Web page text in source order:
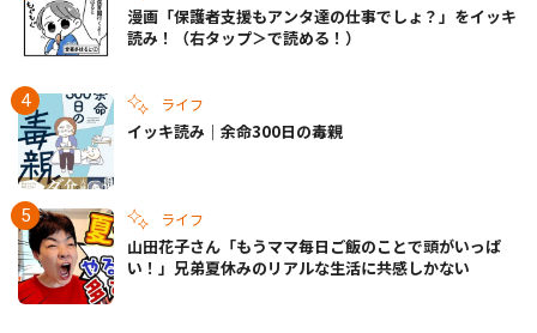
漫画「保護者支援もアンタ達の仕事でしょ？」をイッキ
読み！（右タップ＞で読める！）
ライフ
イッキ読み｜余命300日の毒親
ライフ
山田花子さん「もうママ毎日ご飯のことで頭がいっぱ
い！」兄弟夏休みのリアルな生活に共感しかない